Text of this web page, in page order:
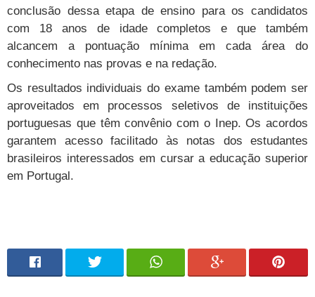
conclusão dessa etapa de ensino para os candidatos
com 18 anos de idade completos e que também
alcancem a pontuação mínima em cada área do
conhecimento nas provas e na redação.
Os resultados individuais do exame também podem ser
aproveitados em processos seletivos de instituições
portuguesas que têm convênio com o Inep. Os acordos
garantem acesso facilitado às notas dos estudantes
brasileiros interessados em cursar a educação superior
em Portugal.